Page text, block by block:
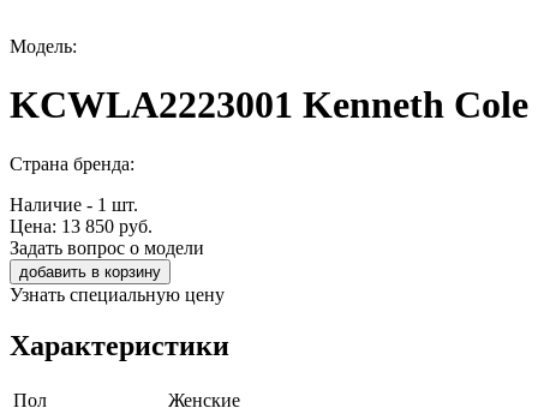
Модель:
KCWLA2223001 Kenneth Cole
Страна бренда:
Наличие - 1 шт.
Цена: 13 850 руб.
Задать вопрос о модели
добавить в корзину
Узнать специальную цену
Характеристики
Пол
Женские